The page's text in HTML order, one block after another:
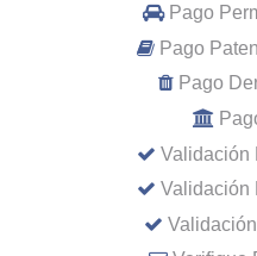
Pago
Pago
Pago
Validación
Validación